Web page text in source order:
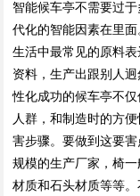
智能候车亭不需要过
代化的智能因素在里
生活中最常见的原料
资料，生产出跟别人
性化成功的候车亭不
人群，和制造时的方
害步骤。要做到这要
规模的生产厂家，椅
材质和石头材质等等